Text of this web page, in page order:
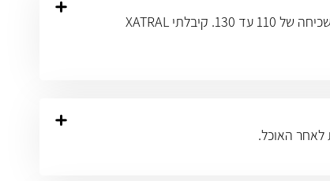
הנני חולה סוכרת ולוקח GLUCOMIN 850 mg פעמיים עד שלוש פעמים ביום. בנוסף אני מקפיד על תזונה נכונה עם רמת סוכר שכיחה של 110 עד 130. קיבלתי XATRAL